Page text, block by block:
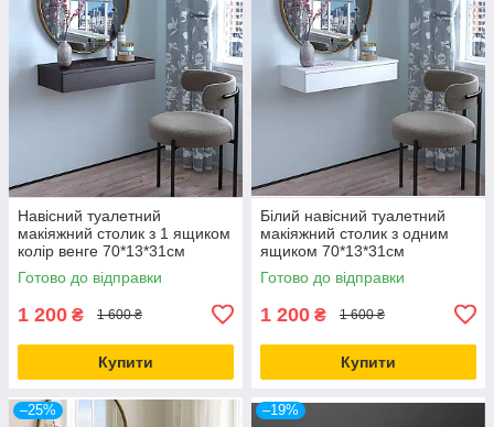
Навісний туалетний
макіяжний столик з 1 ящиком
колір венге 70*13*31см
Готово до відправки
1 200 ₴ 1 600 ₴
Купити
Білий навісний туалетний
макіяжний столик з одним
ящиком 70*13*31см
Готово до відправки
1 200 ₴ 1 600 ₴
Купити
–25% –19%